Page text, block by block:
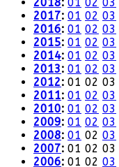
2017: 01 02 03
2016: 01 02 03
2015: 01 02 03
2014: 01 02 03
2013: 01 02 03
2012: 01 02 03
2011: 01 02 03
2010: 01 02 03
2009: 01 02 03
2008: 01 02 03
2007: 01 02 03
2006: 01 02 03